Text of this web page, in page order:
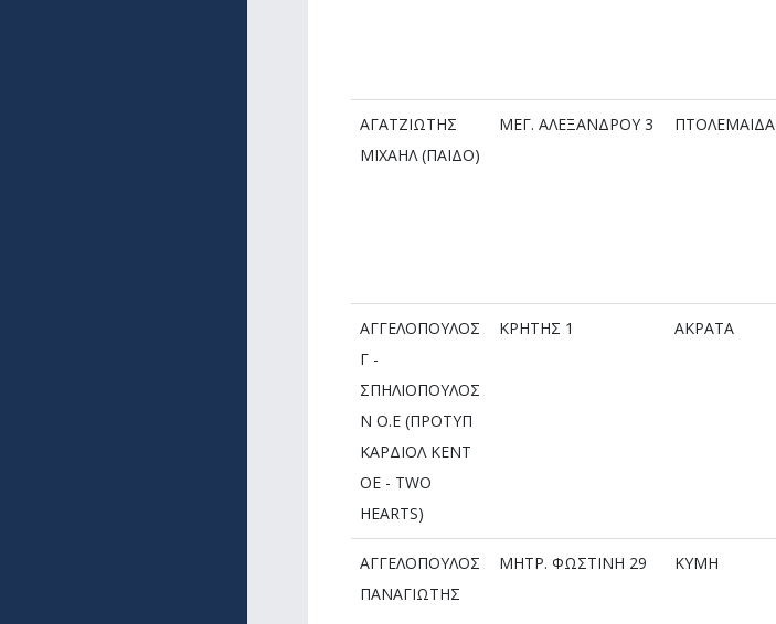
ΑΓΑΤΖΙΩΤΗΣ
ΜΙΧΑΗΛ (ΠΑΙΔΟ)
ΜΕΓ. ΑΛΕΞΑΝΔΡΟΥ 3 ΠΤΟΛΕΜΑΙΔΑ
ΑΓΓΕΛΟΠΟΥΛΟΣ
Γ -
ΣΠΗΛΙΟΠΟΥΛΟΣ
Ν Ο.Ε (ΠΡΟΤΥΠ
ΚΑΡΔΙΟΛ ΚΕΝΤ
ΟΕ - TWO
HEARTS)
ΚΡΗΤΗΣ 1 ΑΚΡΑΤΑ
ΑΓΓΕΛΟΠΟΥΛΟΣ
ΠΑΝΑΓΙΩΤΗΣ
ΜΗΤΡ. ΦΩΣΤΙΝΗ 29 ΚΥΜΗ